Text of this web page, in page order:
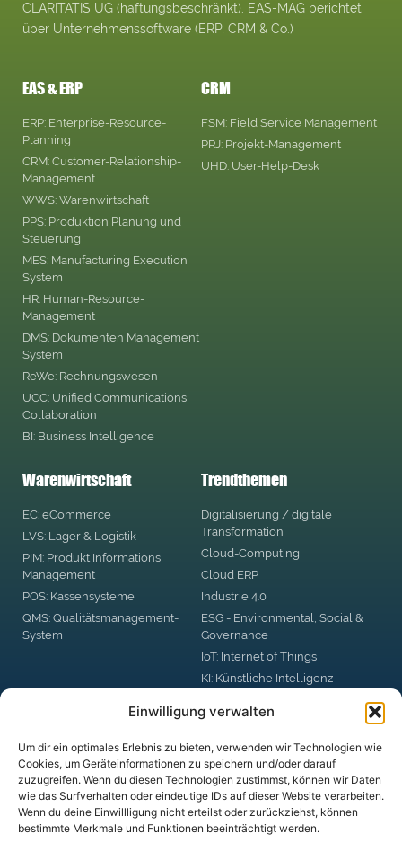
Einwilligung verwalten
Um dir ein optimales Erlebnis zu bieten, verwenden wir Technologien wie
Cookies, um Geräteinformationen zu speichern und/oder darauf
zuzugreifen. Wenn du diesen Technologien zustimmst, können wir Daten
wie das Surfverhalten oder eindeutige IDs auf dieser Website verarbeiten.
Wenn du deine Einwillligung nicht erteilst oder zurückziehst, können
bestimmte Merkmale und Funktionen beeinträchtigt werden.
CLARITATIS UG (haftungsbeschränkt). EAS-MAG berichtet
über Unternehmenssoftware (ERP, CRM & Co.)
EAS & ERP
ERP: Enterprise-Resource-
Planning
CRM: Customer-Relationship-
Management
WWS: Warenwirtschaft
PPS: Produktion Planung und
Steuerung
MES: Manufacturing Execution
System
HR: Human-Resource-
Management
DMS: Dokumenten Management
System
ReWe: Rechnungswesen
UCC: Unified Communications
Collaboration
BI: Business Intelligence
CRM
FSM: Field Service Management
PRJ: Projekt-Management
UHD: User-Help-Desk
Warenwirtschaft
EC: eCommerce
LVS: Lager & Logistik
PIM: Produkt Informations
Management
POS: Kassensysteme
QMS: Qualitätsmanagement-
System
Trendthemen
Digitalisierung / digitale
Transformation
Cloud-Computing
Cloud ERP
Industrie 4.0
ESG - Environmental, Social &
Governance
IoT: Internet of Things
KI: Künstliche Intelligenz
Automation
Blockchain
DSGVO: Datenschutzgrund-
Verordnung
Digital Business Security